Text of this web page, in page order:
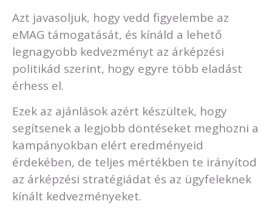
Azt javasoljuk, hogy vedd figyelembe az
eMAG támogatását, és kínáld a lehető
legnagyobb kedvezményt az árképzési
politikád szerint, hogy egyre több eladást
érhess el.
Ezek az ajánlások azért készültek, hogy
segítsenek a legjobb döntéseket meghozni a
kampányokban elért eredményeid
érdekében, de teljes mértékben te irányítod
az árképzési stratégiádat és az ügyfeleknek
kínált kedvezményeket.